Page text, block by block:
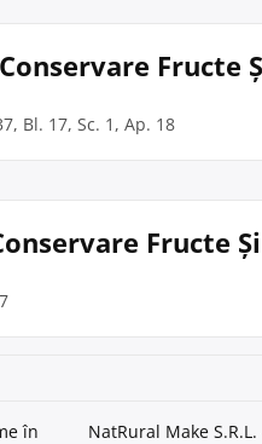
Fructe
Bl. 17, Sc. 1, Ap. 18
Fructe
în
NatRural Make